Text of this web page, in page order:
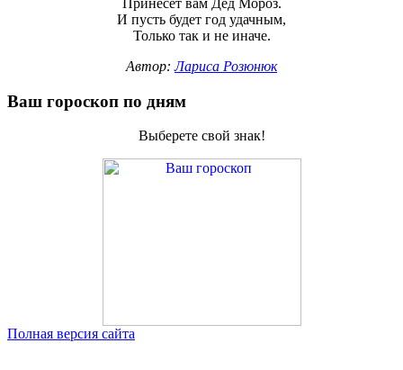
И пусть будет год удачным,
Только так и не иначе.
Автор:Лариса Розюнюк
Ваш гороскоп по дням
Выберете свой знак!
Полная версия сайта